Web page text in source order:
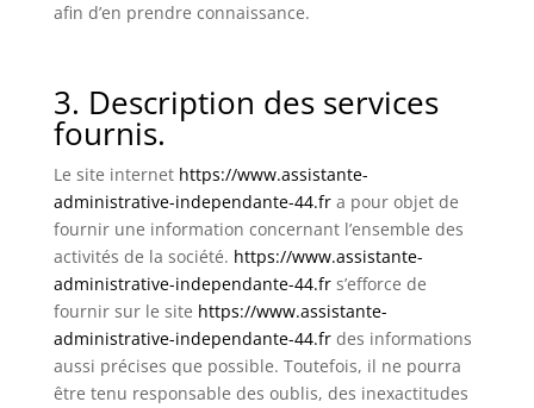
afin d’en prendre connaissance.
3. Description des services
fournis.
Le site internet https://www.assistante-
administrative-independante-44.fra pour objet de
fournir une information concernant l’ensemble des
activités de la société. https://www.assistante-
administrative-independante-44.frs’efforce de
fournir sur le site https://www.assistante-
administrative-independante-44.frdes informations
aussi précises que possible. Toutefois, il ne pourra
être tenu responsable des oublis, des inexactitudes